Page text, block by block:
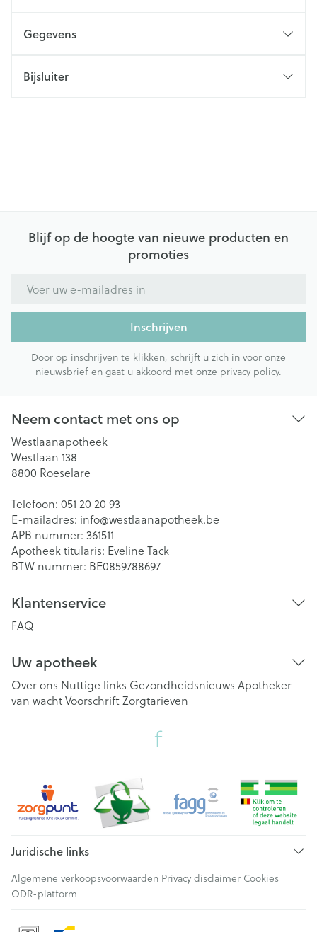
Gegevens
Bijsluiter
Blijf op de hoogte van nieuwe producten en
promoties
Inschrijven
Door op inschrijven te klikken, schrijft u zich in voor onze
nieuwsbrief en gaat u akkoord met onze privacy policy.
Neem contact met ons op
Westlaanapotheek
Westlaan 138
8800 Roeselare
Telefoon: 051 20 20 93
E-mailadres: info@westlaanapotheek.be
APB nummer: 361511
Apotheek titularis: Eveline Tack
BTW nummer: BE0859788697
Klantenservice
FAQ
Uw apotheek
Over ons Nuttige links Gezondheidsnieuws Apotheker
van wachtVoorschriftZorgtarieven
Juridische links
Algemene verkoopsvoorwaarden Privacy disclaimer Cookies
ODR-platform